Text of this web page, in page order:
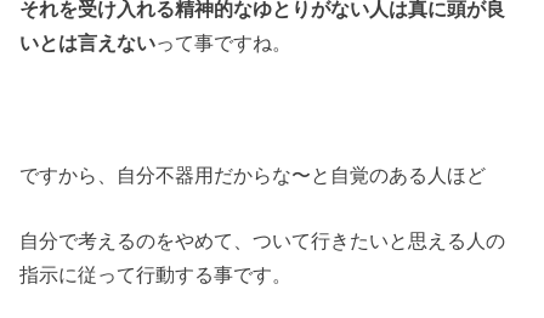
それを受け入れる精神的なゆとりがない人は真に頭が良
いとは言えないって事ですね。
ですから、自分不器用だからな〜と自覚のある人ほど
自分で考えるのをやめて、ついて行きたいと思える人の
指示に従って行動する事です。